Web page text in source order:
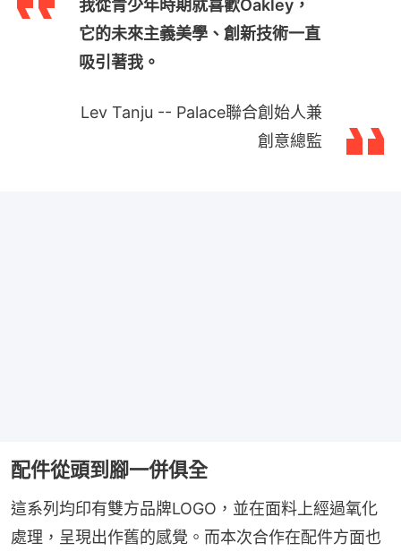
我從青少年時期就喜歡Oakley，
它的未來主義美學、創新技術一直
吸引著我。
Lev Tanju -- Palace聯合創始人兼
創意總監
配件從頭到腳一併俱全
這系列均印有雙方品牌LOGO，並在面料上經過氧化
處理，呈現出作舊的感覺。而本次合作在配件方面也